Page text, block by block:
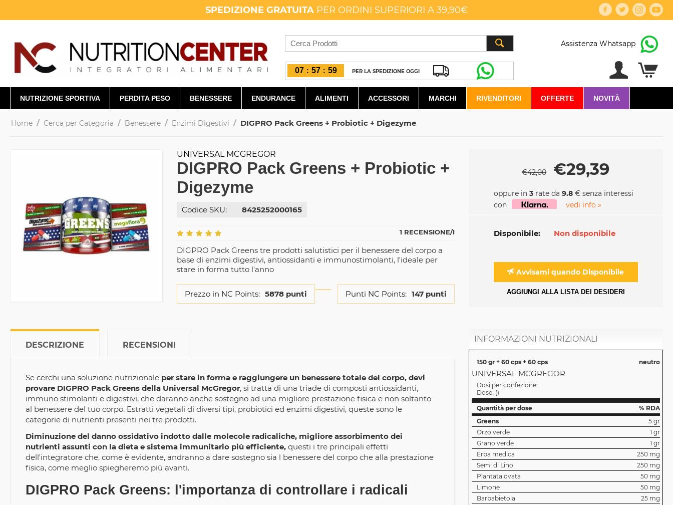
SPEDIZIONE GRATUITA PER ORDINI SUPERIORI A 39,90€
07 : 57 : 58 PER LA SPEDIZIONE OGGI
Assistenza Whatsapp
NUTRIZIONE SPORTIVA PERDITA PESO BENESSERE ENDURANCE ALIMENTI ACCESSORI MARCHI RIVENDITORI OFFERTE NOVITÀ
Home / Cerca per Categoria / Benessere / Enzimi Digestivi / DIGPRO Pack Greens + Probiotic + Digezyme
UNIVERSAL MCGREGOR
DIGPRO Pack Greens + Probiotic +
Digezyme
Codice SKU: 8425252000165
1 RECENSIONE/I
DIGPRO Pack Greens tre prodotti salutistici per il benessere del corpo a
base di enzimi digestivi, antiossidanti e immunostimolanti, l'ideale per
stare in forma tutto l'anno
Prezzo in NC Points: 5878 punti Punti NC Points: 147 punti
€42,00 €29,39
oppure in 3rate da 9.8€ senza interessi
con
vedi info »
Disponibile: Non disponibile
Avvisami quando Disponibile
AGGIUNGI ALLA LISTA DEI DESIDERI
DESCRIZIONE RECENSIONI
Se cerchi una soluzione nutrizionale per stare in forma e raggiungere un benessere totale del corpo, devi
provare DIGPRO Pack Greens della Universal McGregor, si tratta di una triade di composti antiossidanti,
immuno stimolanti e digestivi, che daranno anche sostegno ad una migliore prestazione fisica e non soltanto
al benessere del tuo corpo. Estratti vegetali di diversi tipi, probiotici ed enzimi digestivi, queste sono le
categorie di nutrienti presenti nei tre prodotti.
Diminuzione del danno ossidativo indotto dalle molecole radicaliche, migliore assorbimento dei
nutrienti assunti con la dieta e sistema immunitario più efficiente, questi i tre principali effetti
dell'integratore che, come è evidente, andranno a dare sostegno sia l benessere del corpo che alla prestazione
fisica, come meglio spiegheremo più avanti.
DIGPRO Pack Greens: l'importanza di controllare i radicali
INFORMAZIONI NUTRIZIONALI
150 gr + 60 cps + 60 cps neutro
UNIVERSAL MCGREGOR
Dosi per confezione:
Dose: ()
Quantità per dose
% RDA
Greens
5 gr
Orzo verde
1 gr
Grano verde
1 gr
Erba medica
250 mg
Semi di Lino
250 mg
Plantata ovata
50 mg
Limone
50 mg
Barbabietola
25 mg